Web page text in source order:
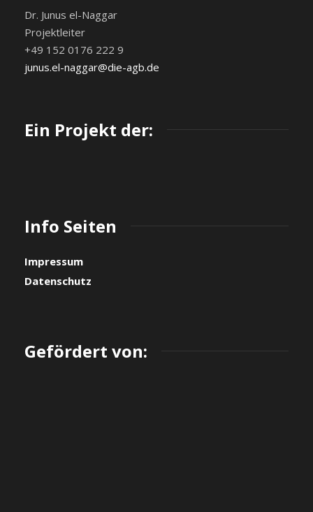
Dr. Junus el-Naggar
Projektleiter
+49 152 0176 222 9
junus.el-naggar@die-agb.de
Ein Projekt der:
Info Seiten
Impressum
Datenschutz
Gefördert von: